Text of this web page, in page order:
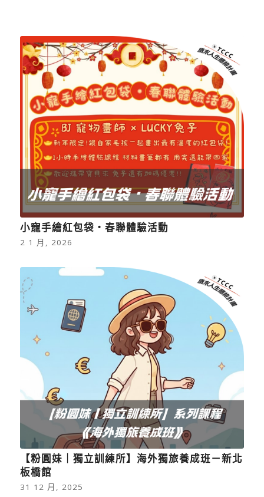
小寵手繪紅包袋・春聯體驗活動
2 1 月, 2026
【粉圓妹｜獨立訓練所】海外獨旅養成班－新北
板橋館
31 12 月, 2025